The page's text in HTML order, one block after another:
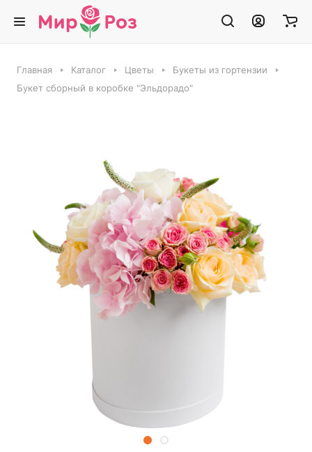
Главная Каталог Цветы
Букеты из гортензии
Букет сборный в коробке "Эльдорадо"